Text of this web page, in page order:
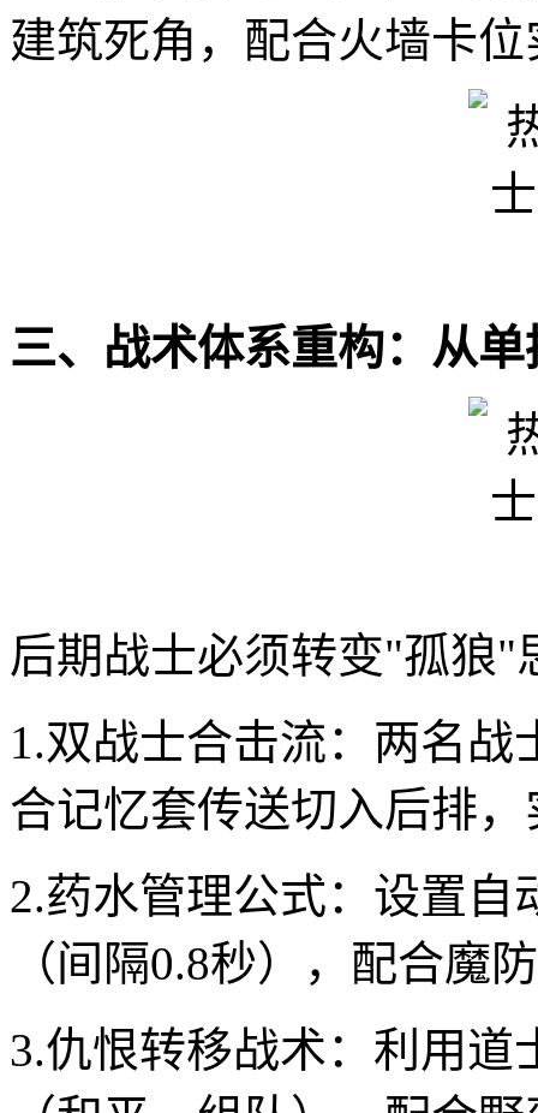
建筑死角，配合火墙卡
三、战术体系重构：从
后期战士必须转变"孤狼"
1.双战士合击流：两名
合记忆套传送切入后排
2.药水管理公式：设置自
（间隔0.8秒），配合魔
3.仇恨转移战术：利用